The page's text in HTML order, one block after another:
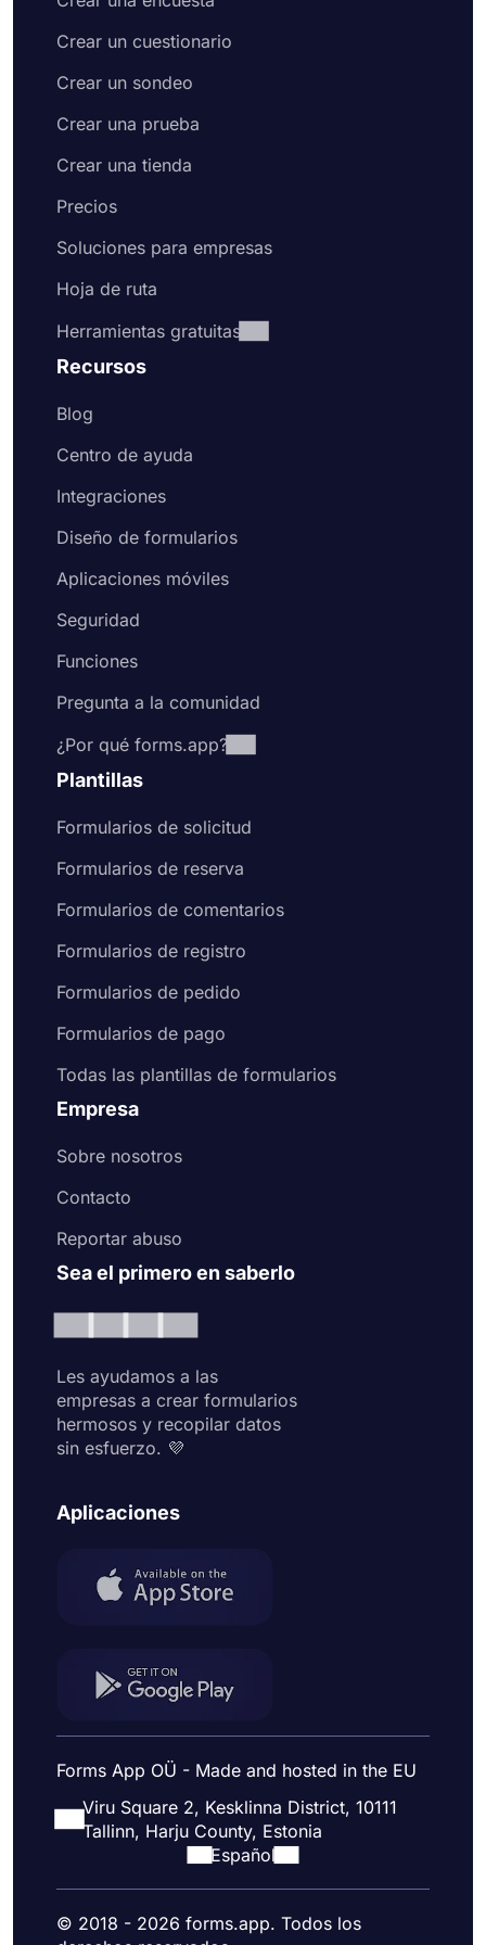
Crear un cuestionario
Crear un sondeo
Crear una prueba
Crear una tienda
Precios
Soluciones para empresas
Hoja de ruta
Herramientas gratuitas
Recursos
Blog
Centro de ayuda
Integraciones
Diseño de formularios
Aplicaciones móviles
Seguridad
Funciones
Pregunta a la comunidad
¿Por qué forms.app?
Plantillas
Formularios de solicitud
Formularios de reserva
Formularios de comentarios
Formularios de registro
Formularios de pedido
Formularios de pago
Todas las plantillas de formularios
Empresa
Sobre nosotros
Contacto
Reportar abuso
Sea el primero en saberlo
Les ayudamos a las
empresas a crear formularios
hermosos y recopilar datos
sin esfuerzo. 💜
Aplicaciones
Forms App OÜ - Made and hosted in the EU
Viru Square 2, Kesklinna District, 10111
Tallinn, Harju County, Estonia
Español
© 2018 - 2026 forms.app. Todos los